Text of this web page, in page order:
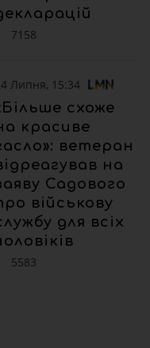
7158
Липня, 15:34
схоже
красиве
ветеран
на
Садового
військову
для всіх
5583